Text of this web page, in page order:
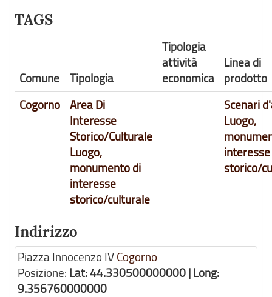
TAGS
Comune Tipologia
Tipologia
attività
economica
Linea di
prodotto
Cogorno
Area Di
Interesse
Storico/Culturale
Luogo,
monumento di
interesse
storico/culturale
Scenari
Luogo,
interesse
storico/
Indirizzo
Piazza Innocenzo IVCogorno
Posizione: Lat: 44.330500000000 | Long:
9.356760000000